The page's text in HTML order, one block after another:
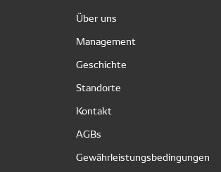
Über uns
Management
Geschichte
Standorte
Kontakt
AGBs
Gewährleistungsbedingungen